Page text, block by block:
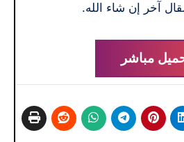
آخر إن شاء الله.
مباشر